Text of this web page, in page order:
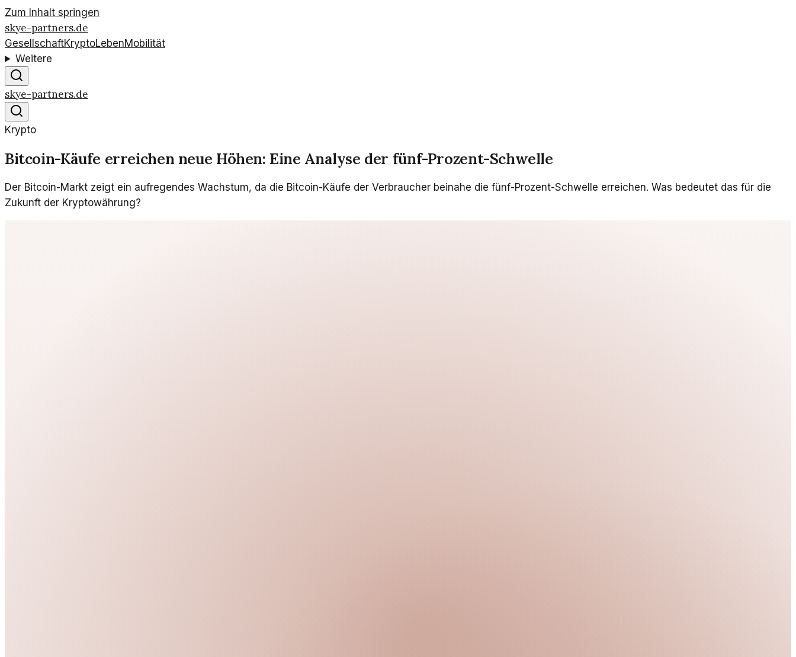
Zum Inhalt springen
skye-partners.de
GesellschaftKryptoLebenMobilität
Weitere
skye-partners.de
Krypto
Bitcoin-Käufe erreichen neue Höhen: Eine Analyse der fünf-Prozent-Schwelle
Der Bitcoin-Markt zeigt ein aufregendes Wachstum, da die Bitcoin-Käufe der Verbraucher beinahe die fünf-Prozent-Schwelle erreichen. Was bedeutet das für die
Zukunft der Kryptowährung?